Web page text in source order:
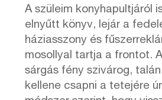
A szüleim konyhapultjáról
elnyűtt könyv, lejár a
háziasszony és
mosollyal tartja a frontot.
sárgás fény szivárog,
kellene csapni a tetejére